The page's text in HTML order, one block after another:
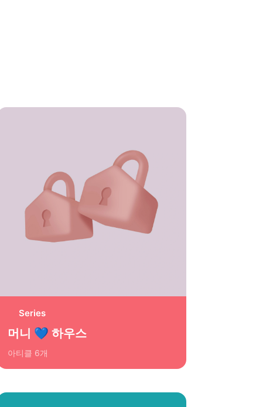
Series
머니 💙 하우스
아티클 6개